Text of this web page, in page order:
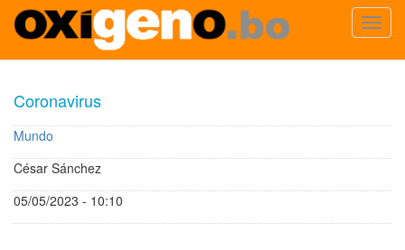
contenido
principal
Coronavirus
Mundo
César Sánchez
05/05/2023 - 10:10